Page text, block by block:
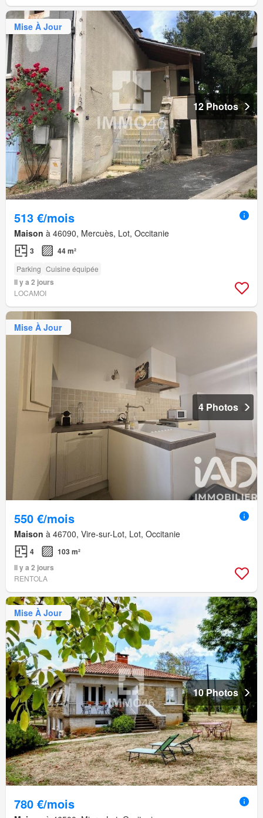
Mise À Jour
12 Photos
513 €/mois
Maison à 46090, Mercuès, Lot, Occitanie
3 44 m²
Parking Cuisine équipée
Il y a 2 jours
LOCAMOI
Mise À Jour
4 Photos
550 €/mois
Maison à 46700, Vire-sur-Lot, Lot, Occitanie
4
103 m²
Il y a 2 jours
RENTOLA
Mise À Jour
10 Photos
780 €/mois